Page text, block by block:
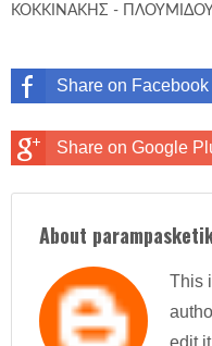
ΚΟΚΚΙΝΑΚΗΣ -
Share on Facebook
Share on Google
About
This